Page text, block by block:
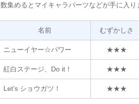
数集めるとマイキャラパーツなどが手に入り
名前 むずかしさ
ニューイヤー☆パワー ★★★
紅白ステージ、Do it！ ★★★
Let’s ショウガツ！ ★★★